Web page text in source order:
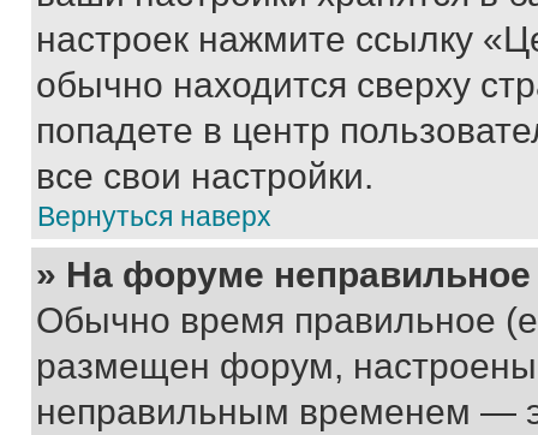
настроек нажмите ссылку
обычно находится сверху
попадете в центр
все свои настройки.
Вернуться наверх
» На форуме
Обычно время правильное
размещен форум, настроены
неправильным временем —